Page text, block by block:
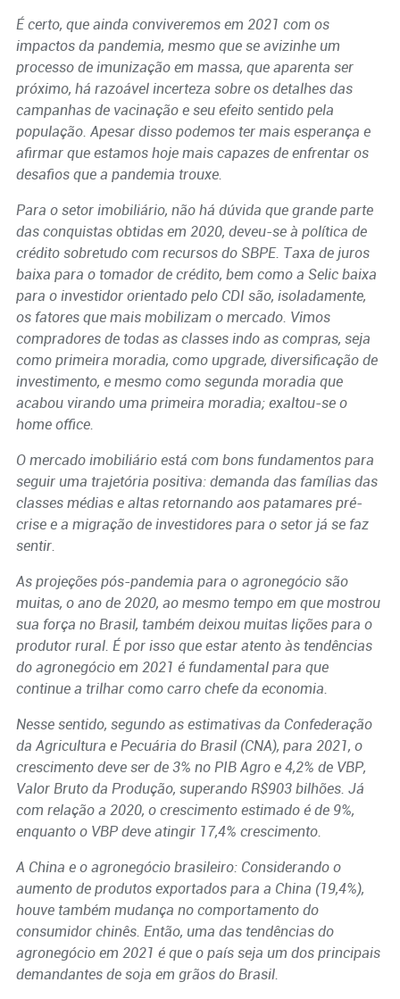
É certo, que ainda conviveremos em 2021 com os
impactos da pandemia, mesmo que se avizinhe um
processo de imunização em massa, que aparenta ser
próximo, há razoável incerteza sobre os detalhes das
campanhas de vacinação e seu efeito sentido pela
população. Apesar disso podemos ter mais esperança e
afirmar que estamos hoje mais capazes de enfrentar os
desafios que a pandemia trouxe.
Para o setor imobiliário, não há dúvida que grande parte
das conquistas obtidas em 2020, deveu-se à política de
crédito sobretudo com recursos do SBPE. Taxa de juros
baixa para o tomador de crédito, bem como a Selic baixa
para o investidor orientado pelo CDI são, isoladamente,
os fatores que mais mobilizam o mercado. Vimos
compradores de todas as classes indo as compras, seja
como primeira moradia, como upgrade, diversificação de
investimento, e mesmo como segunda moradia que
acabou virando uma primeira moradia; exaltou-se o
home office.
O mercado imobiliário está com bons fundamentos para
seguir uma trajetória positiva: demanda das famílias das
classes médias e altas retornando aos patamares pré-
crise e a migração de investidores para o setor já se faz
sentir.
As projeções pós-pandemia para o agronegócio são
muitas, o ano de 2020, ao mesmo tempo em que mostrou
sua força no Brasil, também deixou muitas lições para o
produtor rural. É por isso que estar atento às tendências
do agronegócio em 2021 é fundamental para que
continue a trilhar como carro chefe da economia.
Nesse sentido, segundo as estimativas da Confederação
da Agricultura e Pecuária do Brasil (CNA), para 2021, o
crescimento deve ser de 3% no PIB Agro e 4,2% de VBP,
Valor Bruto da Produção, superando R$903 bilhões. Já
com relação a 2020, o crescimento estimado é de 9%,
enquanto o VBP deve atingir 17,4% crescimento.
A China e o agronegócio brasileiro: Considerando o
aumento de produtos exportados para a China (19,4%),
houve também mudança no comportamento do
consumidor chinês. Então, uma das tendências do
agronegócio em 2021 é que o país seja um dos principais
demandantes de soja em grãos do Brasil.